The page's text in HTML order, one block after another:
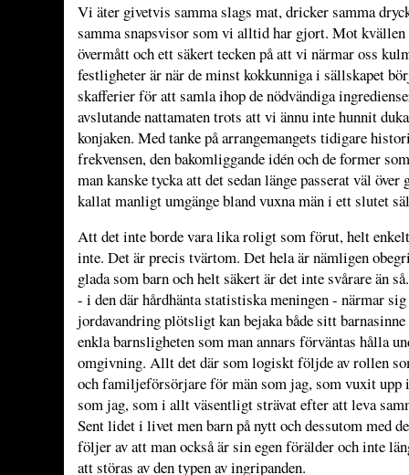
Vi äter givetvis samma slags mat, dricker samma
samma snapsvisor som vi alltid har gjort. Mot
övermått och ett säkert tecken på att vi närmar oss
festligheter är när de minst kokkunniga i sällskapet
skafferier för att samla ihop de nödvändiga
avslutande nattamaten trots att vi ännu inte hunnit
konjaken. Med tanke på arrangemangets tidigare
frekvensen, den bakomliggande idén och de former
man kanske tycka att det sedan länge passerat väl över
kallat manligt umgänge bland vuxna män i ett slutet
Att det inte borde vara lika roligt som förut, helt
inte. Det är precis tvärtom. Det hela är nämligen
glada som barn och helt säkert är det inte svårare än
- i den där hårdhänta statistiska meningen - närmar
jordavandring plötsligt kan bejaka både sitt
enkla barnsligheten som man annars förväntas hålla
omgivning. Allt det där som logiskt följde av rollen
och familjeförsörjare för män som jag, som vuxit upp
som jag, som i allt väsentligt strävat efter att leva
Sent lidet i livet men barn på nytt och dessutom med
följer av att man också är sin egen förälder och inte
att störas av den typen av ingripanden.